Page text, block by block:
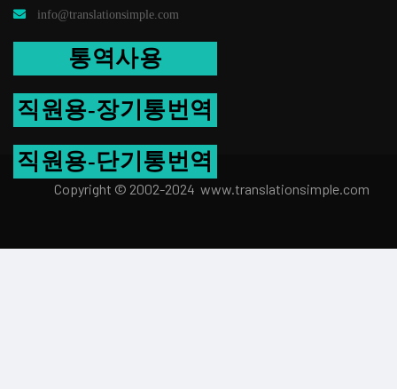
info@translationsimple.com
통역사용
직원용-장기통번역
직원용-단기통번역
Copyright © 2002-2024